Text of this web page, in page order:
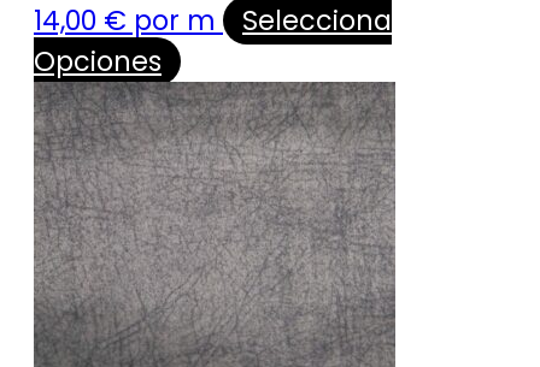
14,00 € por m
Selecciona
Opciones